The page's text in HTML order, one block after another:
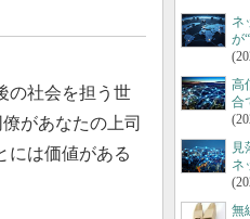
の社会を担う世
があなたの上司
には価値がある
ネ
が
高
合
見
ネ
無